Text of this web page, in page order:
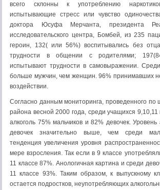
всего склонны к употреблению
испытывающие стресс или чувство
доктора Юсуфа Мерчанта, президента
исследовательского центра, Бомбей, из 235
героин, 132( или 56%) воспитывались без
трудности в общении с родителями;
испытывают трудности в самовыражении.
больше мужчин, чем женщин. 96% принимавших
воздействии.
Согласно данным мониторинга, проведенного по
района весной 2000 года, среди учащихся 9,10,11
алкоголь 75% мальчиков и 82% девочек. Уровень
девочек значительно выше, чем среди
тенденция увеличения уровня
мере взросления. Так если в 9 классе
11 классе 87%. Анологичная картина и среди
11 классе 93%. Таким образом, к выпускному
остается подростков, неупотребляющих